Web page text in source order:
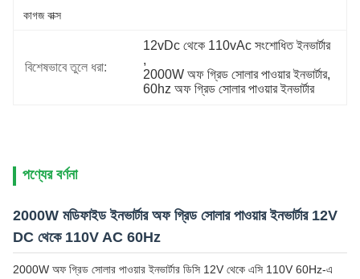
কাগজ বাক্স
বিশেষভাবে তুলে ধরা:
12vDc থেকে 110vAc সংশোধিত ইনভার্টার
,
2000W অফ গ্রিড সোলার পাওয়ার ইনভার্টার
60hz অফ গ্রিড সোলার পাওয়ার ইনভার্টার
পণ্যের বর্ণনা
2000W মডিফাইড ইনভার্টার অফ গ্রিড সোলার পাওয়ার ইনভার্টার 12V
DC থেকে 110V AC 60Hz
2000W অফ গ্রিড সোলার পাওয়ার ইনভার্টার ডিসি 12V থেকে এসি 110V 60Hz-এ